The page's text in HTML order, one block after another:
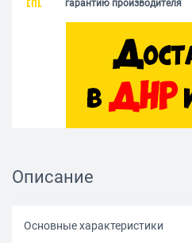
гарантию производителя
Описание
Основные характеристики